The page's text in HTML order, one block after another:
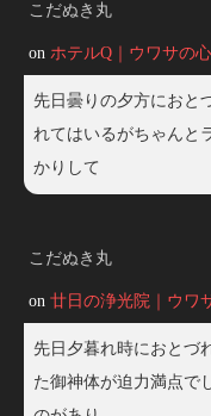
こだぬき丸
on ホテルQ｜ウワサの
先日曇りの夕方にお
れてはいるがちゃんと
かりして
こだぬき丸
on 廿日の浄光院｜ウワ
先日夕暮れ時におとづ
た御神体が迫力満点で